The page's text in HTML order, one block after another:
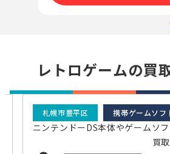
レトロゲームの買
札幌市豊平区 携帯ゲームソフ